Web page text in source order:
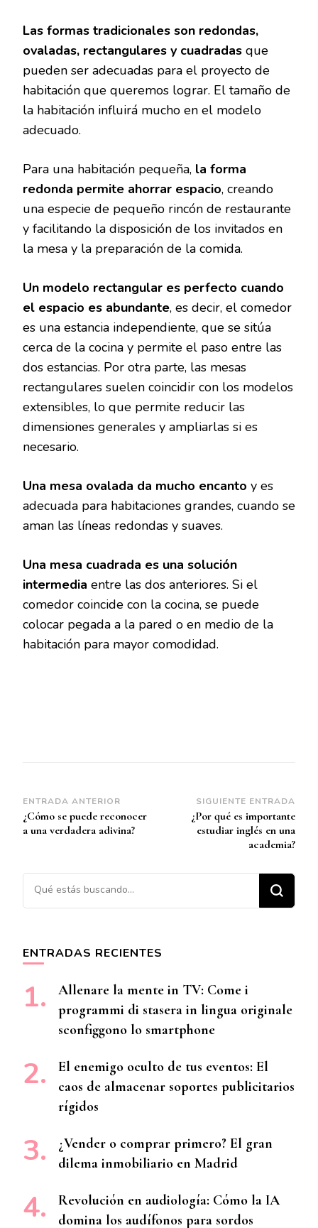
Las formas tradicionales son redondas,
ovaladas, rectangulares y cuadradas que
pueden ser adecuadas para el proyecto de
habitación que queremos lograr. El tamaño de
la habitación influirá mucho en el modelo
adecuado.
Para una habitación pequeña, la forma
redonda permite ahorrar espacio, creando
una especie de pequeño rincón de restaurante
y facilitando la disposición de los invitados en
la mesa y la preparación de la comida.
Un modelo rectangular es perfecto cuando
el espacio es abundante, es decir, el comedor
es una estancia independiente, que se sitúa
cerca de la cocina y permite el paso entre las
dos estancias. Por otra parte, las mesas
rectangulares suelen coincidir con los modelos
extensibles, lo que permite reducir las
dimensiones generales y ampliarlas si es
necesario.
Una mesa ovalada da mucho encanto y es
adecuada para habitaciones grandes, cuando se
aman las líneas redondas y suaves.
Una mesa cuadrada es una solución
intermedia entre las dos anteriores. Si el
comedor coincide con la cocina, se puede
colocar pegada a la pared o en medio de la
habitación para mayor comodidad.
Navegación
de
ENTRADA ANTERIOR
¿Cómo se puede reconocer
a una verdadera adivina?
SIGUIENTE ENTRADA
¿Por qué es importante
estudiar inglés en una
academia?
¿Buscas algo?
ENTRADAS RECIENTES
Allenare la mente in TV: Come i
programmi di stasera in lingua originale
sconfiggono lo smartphone
El enemigo oculto de tus eventos: El
caos de almacenar soportes publicitarios
rígidos
¿Vender o comprar primero? El gran
dilema inmobiliario en Madrid
Revolución en audiología: Cómo la IA
domina los audífonos para sordos